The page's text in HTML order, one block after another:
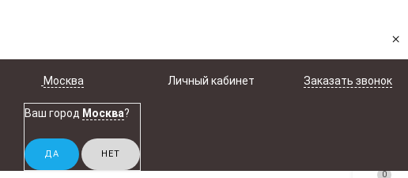
×
Москва
Ваш город Москва?
Личный кабинет Заказать звонок
0